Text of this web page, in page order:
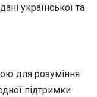
української та
для розуміння
підтримки